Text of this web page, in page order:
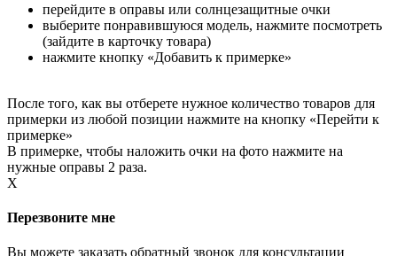
перейдите в оправы или солнцезащитные очки
выберите понравившуюся модель, нажмите посмотреть
(зайдите в карточку товара)
нажмите кнопку «Добавить к примерке»
После того, как вы отберете нужное количество товаров для
примерки из любой позиции нажмите на кнопку «Перейти к
примерке»
В примерке, чтобы наложить очки на фото нажмите на
нужные оправы 2 раза.
X
Перезвоните мне
Вы можете заказать обратный звонок для консультации